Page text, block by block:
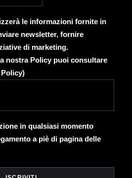
le informazioni fornite in
newsletter, fornire
di marketing.
nostra Policy puoi consultare
)
in qualsiasi momento
a piè di pagina delle